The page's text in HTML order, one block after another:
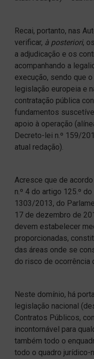
Recai, portanto, nas
verificar, à posteriori,
a adjudicação e os
acompanhando a
execução, sendo que
legislação europeia e
contratação pública
fundamentos
apoio à operação
Decreto-lei n.º 159/
atual redação).
Acresce que de
n.º 4 do artigo 125.º
1303/2013, do
17 de dezembro de
devem estabelecer
proporcionadas,
das áreas onde se
do risco de ocorrência
Neste domínio, há
legislação nacional
Contratos Públicos,
incontornável para
também todo o
todo o quadro